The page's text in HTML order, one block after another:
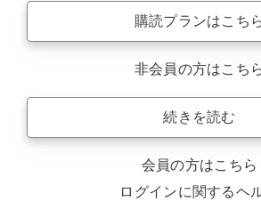
購読プランはこち
非会員の方はこち
続きを読む
会員の方はこちら
ログインに関するヘ